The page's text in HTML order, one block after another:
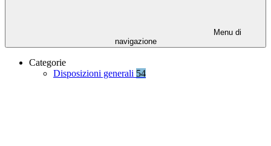
Menu di
navigazione
Categorie
Disposizioni generali 54